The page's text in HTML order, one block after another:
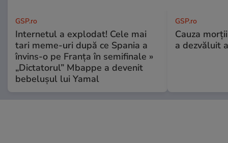
GSP.ro
Internetul a explodat! Cele mai
tari meme-uri după ce Spania a
învins-o pe Franța în semifinale »
„Dictatorul” Mbappe a devenit
bebelușul lui Yamal
GSP.ro
Cauza
a dezvăluit